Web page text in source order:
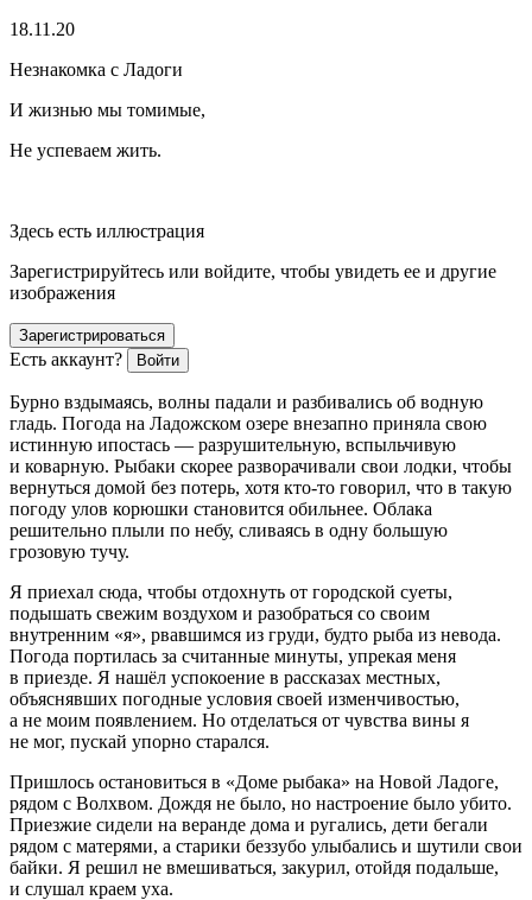
18.11.20
Незнакомка с Ладоги
И жизнью мы томимые,
Не успеваем жить.
Здесь есть иллюстрация
Зарегистрируйтесь или войдите, чтобы увидеть ее и другие
изображения
Зарегистрироваться
Есть аккаунт? Войти
Бурно вздымаясь, волны падали и разбивались об водную
гладь. Погода на Ладожском озере внезапно приняла свою
истинную ипостась — разрушительную, вспыльчивую
и коварную. Рыбаки скорее разворачивали свои лодки, чтобы
вернуться домой без потерь, хотя кто-то говорил, что в такую
погоду улов корюшки становится обильнее. Облака
решительно плыли по небу, сливаясь в одну большую
грозовую тучу.
Я приехал сюда, чтобы отдохнуть от городской суеты,
подышать свежим воздухом и разобраться со своим
внутренним «я», рвавшимся из груди, будто рыба из невода.
Погода портилась за считанные минуты, упрекая меня
в приезде. Я нашёл успокоение в рассказах местных,
объяснявших погодные условия своей изменчивостью,
а не моим появлением. Но отделаться от чувства вины я
не мог, пускай упорно старался.
Пришлось остановиться в «Доме рыбака» на Новой Ладоге,
рядом с Волхвом. Дождя не было, но настроение было убито.
Приезжие сидели на веранде дома и ругались, дети бегали
рядом с матерями, а старики беззубо улыбались и шутили свои
байки. Я решил не вмешиваться, закурил, отойдя подальше,
и слушал краем уха.